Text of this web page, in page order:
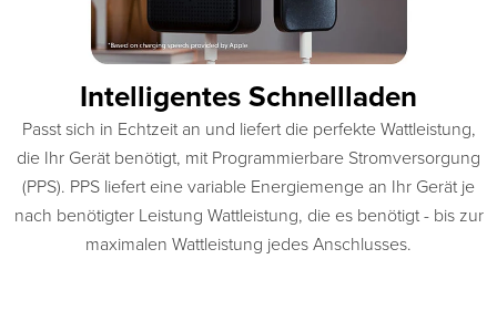
Intelligentes Schnellladen
Passt sich in Echtzeit an und liefert die perfekte Wattleistung,
die Ihr Gerät benötigt, mit Programmierbare Stromversorgung
(PPS). PPS liefert eine variable Energiemenge an Ihr Gerät je
nach benötigter Leistung Wattleistung, die es benötigt - bis zur
maximalen Wattleistung jedes Anschlusses.